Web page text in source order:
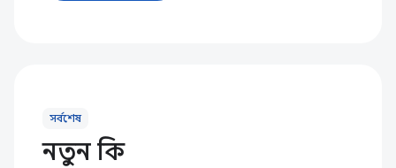
সর্বশেষ
নতুন কি